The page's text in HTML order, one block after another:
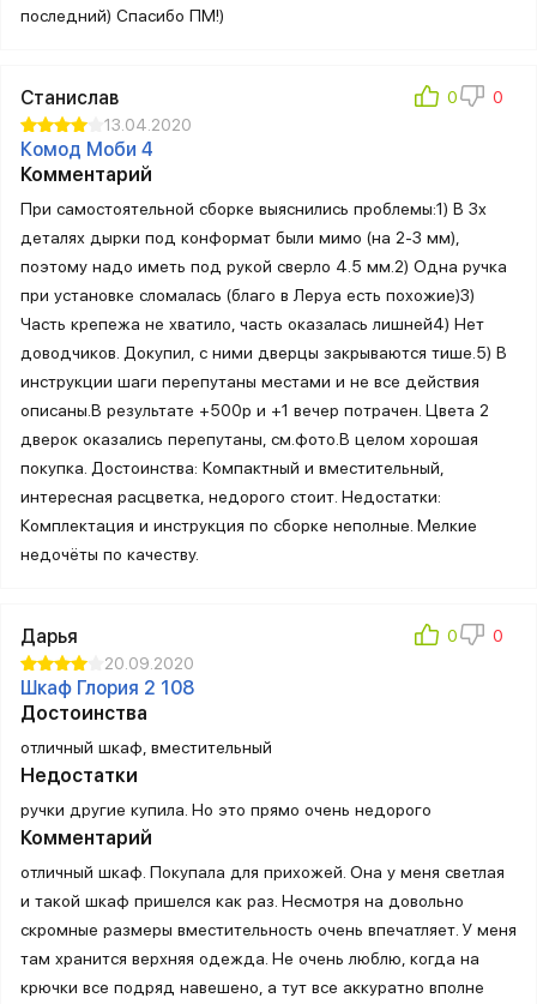
последний) Спасибо ПМ!)
Станислав
13.04.2020
Комод Моби 4
Комментарий
При самостоятельной сборке выяснились проблемы:1) В 3х
деталях дырки под конформат были мимо (на 2-3 мм),
поэтому надо иметь под рукой сверло 4.5 мм.2) Одна ручка
при установке сломалась (благо в Леруа есть похожие)3)
Часть крепежа не хватило, часть оказалась лишней4) Нет
доводчиков. Докупил, с ними дверцы закрываются тише.5) В
инструкции шаги перепутаны местами и не все действия
описаны.В результате +500р и +1 вечер потрачен. Цвета 2
дверок оказались перепутаны, см.фото.В целом хорошая
покупка. Достоинства: Компактный и вместительный,
интересная расцветка, недорого стоит. Недостатки:
Комплектация и инструкция по сборке неполные. Мелкие
недочёты по качеству.
Дарья
20.09.2020
Шкаф Глория 2 108
Достоинства
отличный шкаф, вместительный
Недостатки
ручки другие купила. Но это прямо очень недорого
Комментарий
отличный шкаф. Покупала для прихожей. Она у меня светлая
и такой шкаф пришелся как раз. Несмотря на довольно
скромные размеры вместительность очень впечатляет. У меня
там хранится верхняя одежда. Не очень люблю, когда на
крючки все подряд навешено, а тут все аккуратно вполне